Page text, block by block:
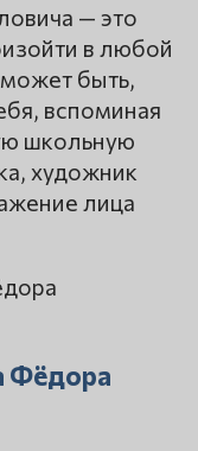
— это
в любой
быть,
вспоминая
школьную
художник
лица
Фёдора